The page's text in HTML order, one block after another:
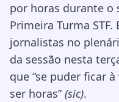
por horas durante
Primeira Turma
jornalistas no
da sessão nesta
que “se puder ficar
ser horas” (sic).